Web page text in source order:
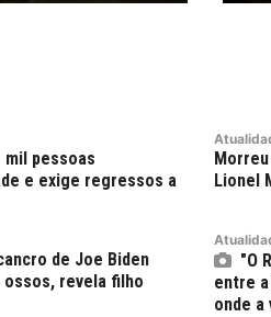
mil pessoas
e exige regressos a
Lionel
de Joe Biden
revela filho
"O
entre
onde a